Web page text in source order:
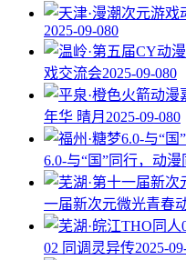
2025-09-080
戏交流会2025-09-080
年华 晴月 2025-09-080
6.0-与“国”同行，动漫
一届新次元微光青春
02 同调灵异传2025-